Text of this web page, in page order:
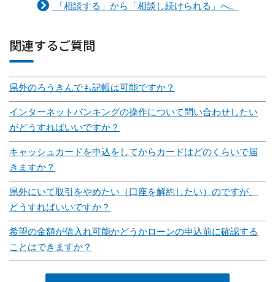
「相談する」から「相談し続けられる」へ。
関連するご質問
県外のろうきんでも記帳は可能ですか？
インターネットバンキングの操作について問い合わせしたい
がどうすればいいですか？
キャッシュカードを申込をしてからカードはどのくらいで届
きますか？
県外にいて取引をやめたい（口座を解約したい）のですが、
どうすればいいですか？
希望の金額が借入れ可能かどうかローンの申込前に確認する
ことはできますか？